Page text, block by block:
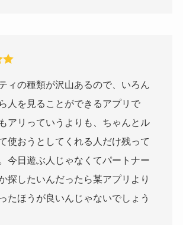
ィの種類が沢山あるので、いろん
人を見ることができるアプリで
アリっていうよりも、ちゃんとル
使おうとしてくれる人だけ残って
今日遊ぶ人じゃなくてパートナー
探したいんだったら某アプリより
たほうが良いんじゃないでしょう